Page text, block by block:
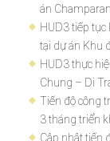
án
HUD3 tiếp tục
tại dự án Khu
HUD3 thực
Chung – Di
Tiến độ công
3 tháng triển
Cập nhật tiến